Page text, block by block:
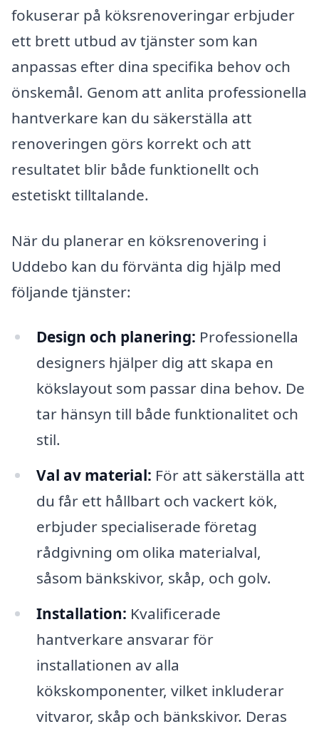
fokuserar på köksrenoveringar erbjuder
ett brett utbud av tjänster som kan
anpassas efter dina specifika behov och
önskemål. Genom att anlita professionella
hantverkare kan du säkerställa att
renoveringen görs korrekt och att
resultatet blir både funktionellt och
estetiskt tilltalande.
När du planerar en köksrenovering i
Uddebo kan du förvänta dig hjälp med
följande tjänster:
Design och planering: Professionella
designers hjälper dig att skapa en
kökslayout som passar dina behov. De
tar hänsyn till både funktionalitet och
stil.
Val av material: För att säkerställa att
du får ett hållbart och vackert kök,
erbjuder specialiserade företag
rådgivning om olika materialval,
såsom bänkskivor, skåp, och golv.
Installation: Kvalificerade
hantverkare ansvarar för
installationen av alla
kökskomponenter, vilket inkluderar
vitvaror, skåp och bänkskivor. Deras